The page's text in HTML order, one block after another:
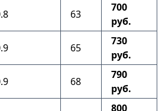
63
700
руб.
65
730
руб.
68
790
руб.
800